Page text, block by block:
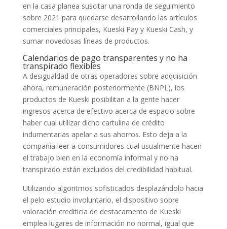
en la casa planea suscitar una ronda de seguimiento
sobre 2021 para quedarse desarrollando las artículos
comerciales principales, Kueski Pay y Kueski Cash, y
sumar novedosas líneas de productos.
Calendarios de pago transparentes y no ha
transpirado flexibles
A desigualdad de otras operadores sobre adquisición
ahora, remuneración posteriormente (BNPL), los
productos de Kueski posibilitan a la gente hacer
ingresos acerca de efectivo acerca de espacio sobre
haber cual utilizar dicho cartulina de crédito
indumentarias apelar a sus ahorros. Esto deja a la
compañía leer a consumidores cual usualmente hacen
el trabajo bien en la economía informal y no ha
transpirado están excluidos del credibilidad habitual.
Utilizando algoritmos sofisticados desplazándolo hacia
el pelo estudio involuntario, el dispositivo sobre
valoración crediticia de destacamento de Kueski
emplea lugares de información no normal, igual que